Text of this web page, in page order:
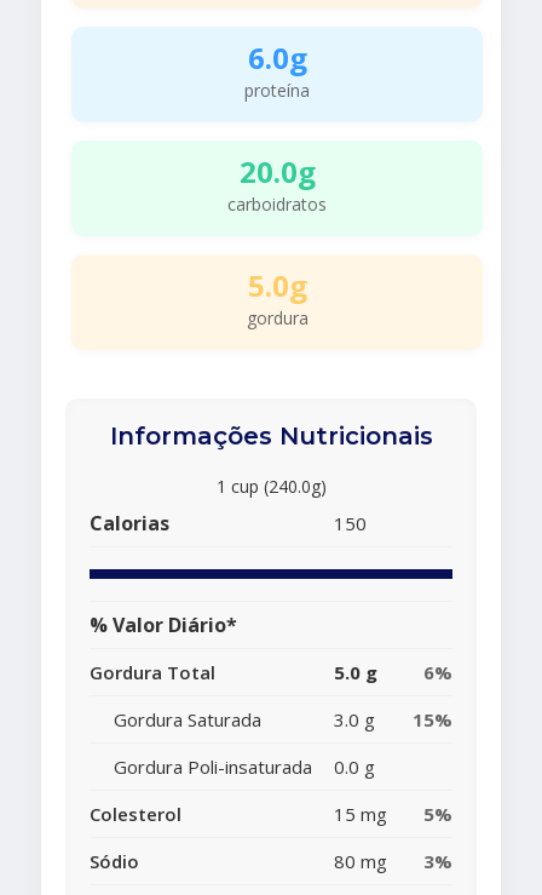
6.0g
proteína
20.0g
carboidratos
5.0g
gordura
Informações Nutricionais
1 cup (240.0g)
Calorias 150
% Valor Diário*
Gordura Total 5.0 g
6%
Gordura Saturada
3.0 g
15%
Gordura Poli-insaturada
0.0 g
Colesterol
15 mg
5%
Sódio
80 mg
3%